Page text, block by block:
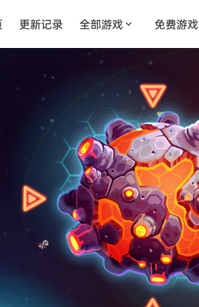
更新记录 全部游戏 免费游戏